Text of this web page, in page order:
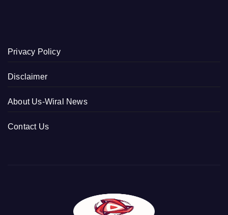
Privacy Policy
Disclaimer
About Us-Wiral News
Contact Us